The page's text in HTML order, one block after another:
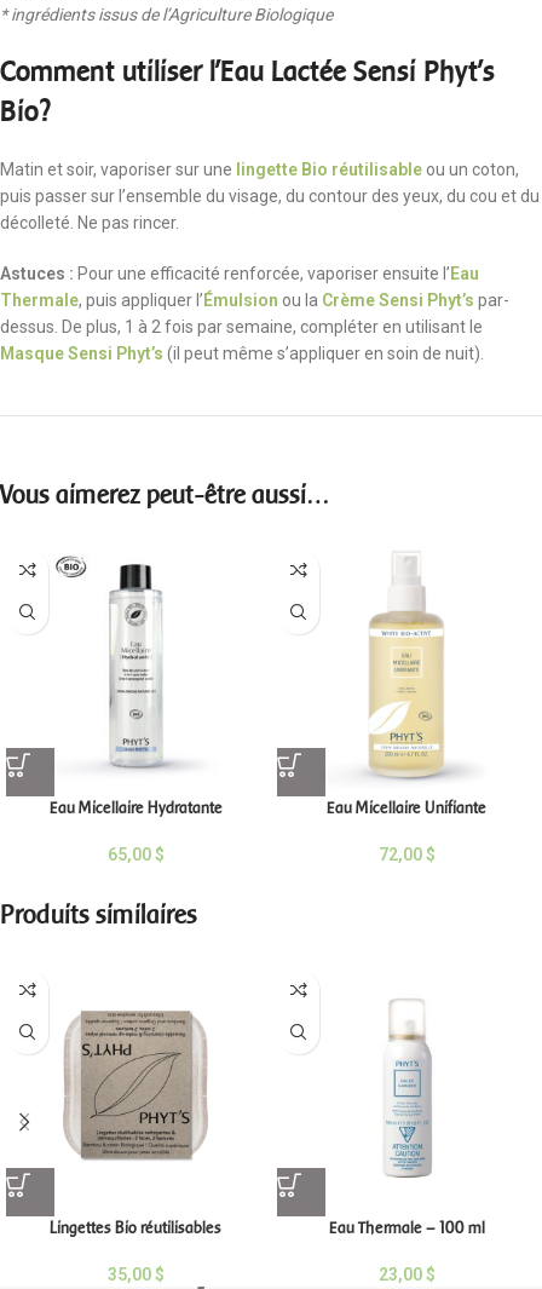
* ingrédients issus de l’Agriculture Biologique
Comment utiliser l’Eau Lactée Sensi Phyt’s
Bio?
Matin et soir, vaporiser sur une lingette Bio réutilisable ou un coton,
puis passer sur l’ensemble du visage, du contour des yeux, du cou et du
décolleté. Ne pas rincer.
Astuces : Pour une efficacité renforcée, vaporiser ensuite l’Eau
Thermale, puis appliquer l’Émulsion ou la Crème Sensi Phyt’s par-
dessus. De plus, 1 à 2 fois par semaine, compléter en utilisant le
Masque Sensi Phyt’s (il peut même s’appliquer en soin de nuit).
Vous aimerez peut-être aussi…
Eau Micellaire Hydratante
65,00$
Eau Micellaire Unifiante
72,00$
Produits similaires
Lingettes Bio réutilisables
35,00$
Eau Thermale – 100 ml
23,00$